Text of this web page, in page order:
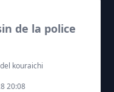
de la police
kouraichi
20:08